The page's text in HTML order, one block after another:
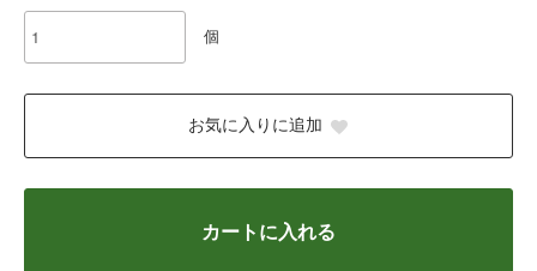
個
お気に入りに追加
カートに入れる